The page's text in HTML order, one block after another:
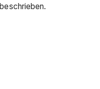
beschrieben.